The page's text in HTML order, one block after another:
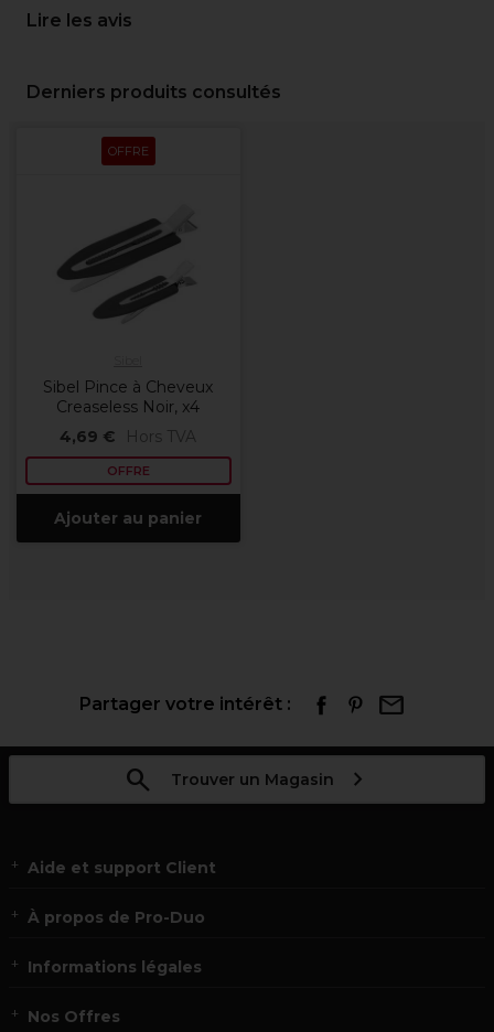
Lire les avis
Derniers produits consultés
OFFRE
Sibel Pince à Cheveux
Creaseless Noir, x4
4,69 €
Hors TVA
OFFRE
Ajouter au panier
Partager votre intérêt :
Trouver un Magasin
Aide et support Client
À propos de Pro-Duo
Informations légales
Nos Offres